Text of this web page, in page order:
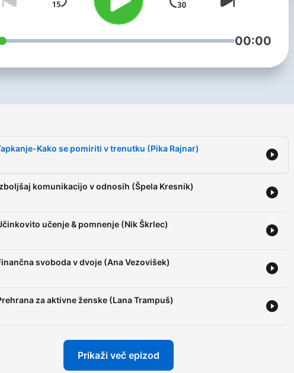
00:00
Kako se pomiriti v trenutku (Pika Rajnar)
komunikacijo v odnosih (Špela Kresnik)
učenje & pomnenje (Nik Škrlec)
svoboda v dvoje (Ana Vezovišek)
za aktivne ženske (Lana Trampuš)
Prikaži več epizod